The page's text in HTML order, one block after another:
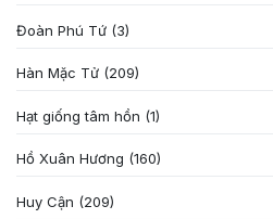
Đoàn Phú Tứ (3)
Hàn Mặc Tử (209)
Hạt giống tâm hồn (1)
Hồ Xuân Hương (160)
Huy Cận (209)